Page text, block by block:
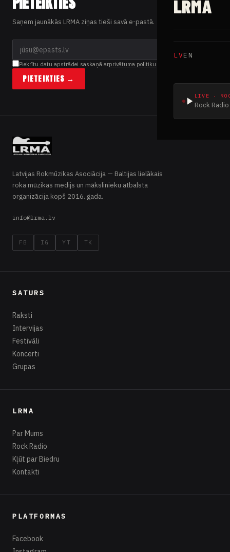
LRMA
LVEN
LIVE ·
Rock
Saņem jaunākās LRMA ziņas tieši savā e-pastā.
Piekrītu datu apstrādei saskaņā arprivātuma politiku
PIETEIKTIES →
Latvijas Rokmūzikas Asociācija — Baltijas lielākais
roka mūzikas medijs un mākslinieku atbalsta
organizācija kopš 2016. gada.
info@lrma.lv
FB IG YT TK
SATURS
Raksti
Intervijas
Festivāli
Koncerti
Grupas
LRMA
Par Mums
Rock Radio
Kļūt par Biedru
Kontakti
PLATFORMAS
Facebook